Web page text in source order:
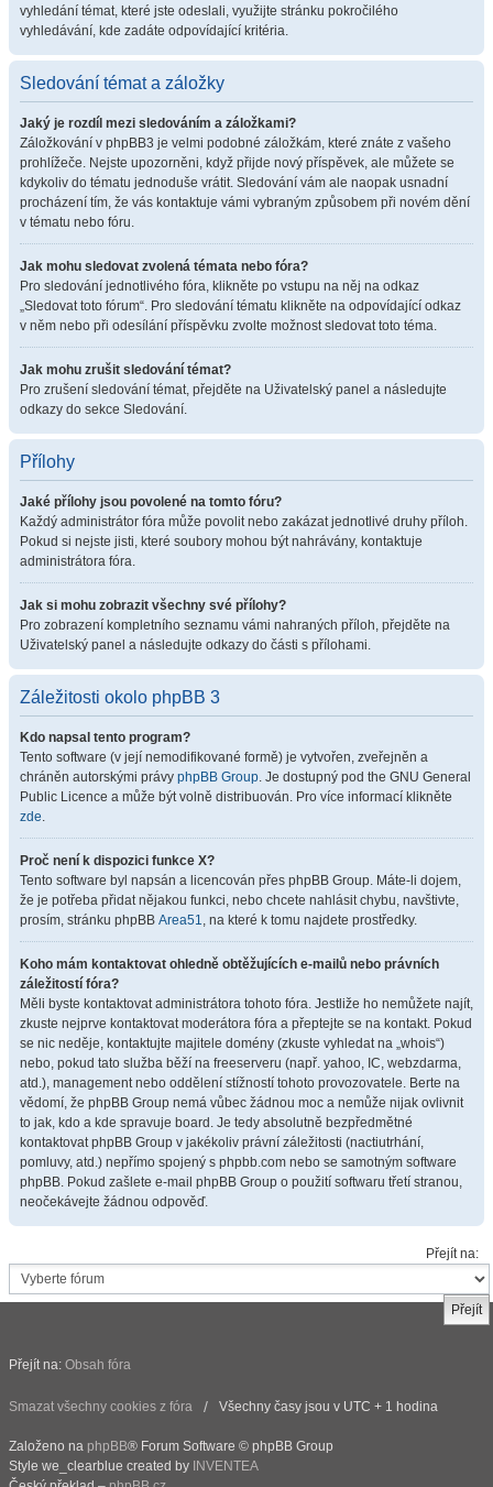
vyhledání témat, které jste odeslali, využijte stránku pokročilého
vyhledávání, kde zadáte odpovídající kritéria.
Sledování témat a záložky
Jaký je rozdíl mezi sledováním a záložkami?
Záložkování v phpBB3 je velmi podobné záložkám, které znáte z vašeho
prohlížeče. Nejste upozorněni, když přijde nový příspěvek, ale můžete se
kdykoliv do tématu jednoduše vrátit. Sledování vám ale naopak usnadní
procházení tím, že vás kontaktuje vámi vybraným způsobem při novém dění
v tématu nebo fóru.
Jak mohu sledovat zvolená témata nebo fóra?
Pro sledování jednotlivého fóra, klikněte po vstupu na něj na odkaz
„Sledovat toto fórum“. Pro sledování tématu klikněte na odpovídající odkaz
v něm nebo při odesílání příspěvku zvolte možnost sledovat toto téma.
Jak mohu zrušit sledování témat?
Pro zrušení sledování témat, přejděte na Uživatelský panel a následujte
odkazy do sekce Sledování.
Přílohy
Jaké přílohy jsou povolené na tomto fóru?
Každý administrátor fóra může povolit nebo zakázat jednotlivé druhy příloh.
Pokud si nejste jisti, které soubory mohou být nahrávány, kontaktuje
administrátora fóra.
Jak si mohu zobrazit všechny své přílohy?
Pro zobrazení kompletního seznamu vámi nahraných příloh, přejděte na
Uživatelský panel a následujte odkazy do části s přílohami.
Záležitosti okolo phpBB 3
Kdo napsal tento program?
Tento software (v její nemodifikované formě) je vytvořen, zveřejněn a
chráněn autorskými právy phpBB Group. Je dostupný pod the GNU General
Public Licence a může být volně distribuován. Pro více informací klikněte
zde.
Proč není k dispozici funkce X?
Tento software byl napsán a licencován přes phpBB Group. Máte-li dojem,
že je potřeba přidat nějakou funkci, nebo chcete nahlásit chybu, navštivte,
prosím, stránku phpBB Area51, na které k tomu najdete prostředky.
Koho mám kontaktovat ohledně obtěžujících e-mailů nebo právních
záležitostí fóra?
Měli byste kontaktovat administrátora tohoto fóra. Jestliže ho nemůžete najít,
zkuste nejprve kontaktovat moderátora fóra a přeptejte se na kontakt. Pokud
se nic neděje, kontaktujte majitele domény (zkuste vyhledat na „whois“)
nebo, pokud tato služba běží na freeserveru (např. yahoo, IC, webzdarma,
atd.), management nebo oddělení stížností tohoto provozovatele. Berte na
vědomí, že phpBB Group nemá vůbec žádnou moc a nemůže nijak ovlivnit
to jak, kdo a kde spravuje board. Je tedy absolutně bezpředmětné
kontaktovat phpBB Group v jakékoliv právní záležitosti (nactiutrhání,
pomluvy, atd.) nepřímo spojený s phpbb.com nebo se samotným software
phpBB. Pokud zašlete e-mail phpBB Group o použití softwaru třetí stranou,
neočekávejte žádnou odpověď.
Přejít na:
Přejít na: Obsah fóra
Smazat všechny cookies z fóra Všechny časy jsou v UTC + 1 hodina
Založeno na phpBB® Forum Software © phpBB Group
Style we_clearblue created by INVENTEA